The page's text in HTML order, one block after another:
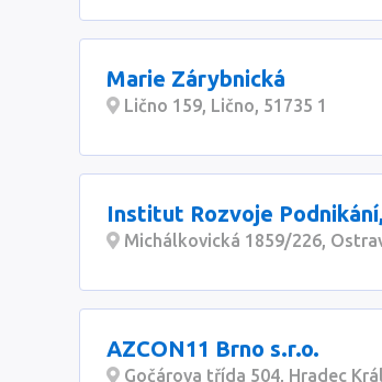
Marie Zárybnická
Lično 159, Lično, 51735 1
Institut Rozvoje
Michálkovická 1859/226,
AZCON11 Brno s.r.o.
Gočárova třída 504, Hradec